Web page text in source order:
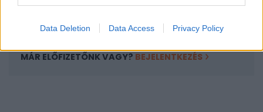
Data Deletion Data Access Privacy Policy
MÁR ELŐFIZETŐNK VAGY? BEJELENTKEZÉS